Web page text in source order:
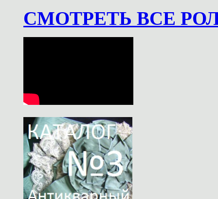
СМОТРЕТЬ ВСЕ